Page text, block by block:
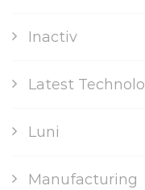
Inactiv
Latest
Luni
Manufacturing